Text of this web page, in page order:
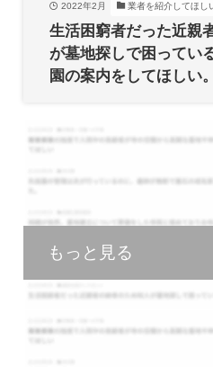
2022年2月 業者を紹介してほし
生活困窮者だった近親
が墓地探しで困ってい
園の案内をしてほしい。
もっと見る